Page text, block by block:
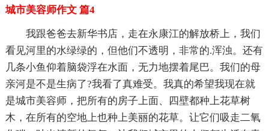
城市美容师作文 篇4
我跟爸爸去新华书店，走在永康江的解放桥上，我们
看见河里的水绿绿的，但他们不透明，非常的.浑浊。还有
几条小鱼仰着脑袋浮在水面，无力地摆着尾巴。我们的母
亲河是不是生病了?我看了真难受。我真的希望我现在就
是城市美容师，把所有的房子上面、四壁都种上花草树
木，在所有的空地上也种上美丽的花草。让它们吸走二氧